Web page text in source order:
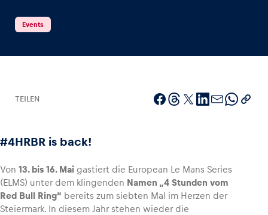
Events
TEILEN
#4HRBR is back!
Von 13. bis 16. Mai gastiert die European Le Mans Series
(ELMS) unter dem klingenden Namen „4 Stunden vom
Red Bull Ring“ bereits zum siebten Mal im Herzen der
Steiermark. In diesem Jahr stehen wieder die